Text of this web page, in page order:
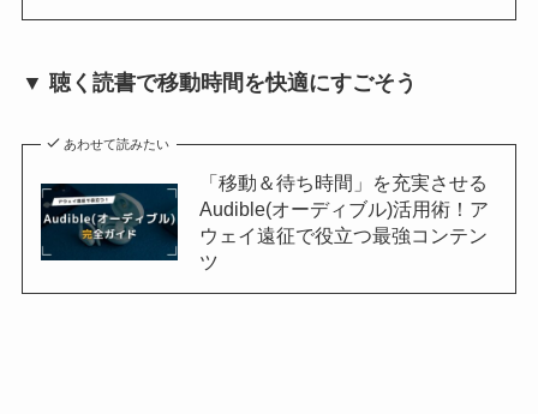
▼ 聴く読書で移動時間を快適にすごそう
あわせて読みたい
「移動＆待ち時間」を充実させる
Audible(オーディブル)活用術！ア
ウェイ遠征で役立つ最強コンテン
ツ